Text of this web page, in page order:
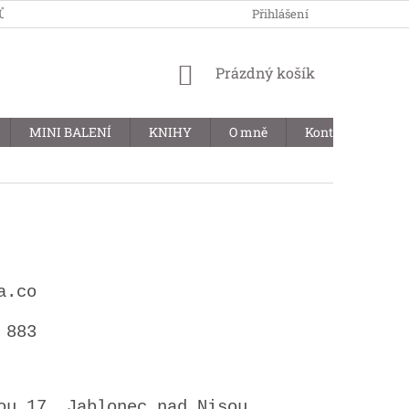
Přihlášení
NÁKUPNÍ
Prázdný košík
MINI BALENÍ KNIHY O mně Kontakty